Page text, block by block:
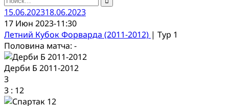
15.06.202318.06.2023
17 Июн 2023-11:30
Летний Кубок Форварда (2011-2012) | Тур 1
Половина матча: -
Дерби Б 2011-2012
3
3 : 12